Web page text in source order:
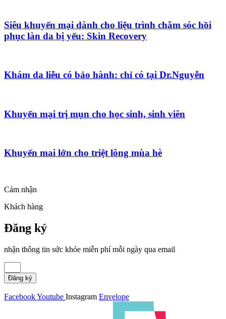
Siêu khuyến mại dành cho liệu trình chăm sóc hồi
phục làn da bị yếu: Skin Recovery
Khám da liễu có bảo hành: chỉ có tại Dr.Nguyễn
Khuyến mại trị mụn cho học sinh, sinh viên
Khuyến mai lớn cho triệt lông mùa hè
Cảm nhận
Khách hàng
Đăng ký
nhận thông tin sức khỏe miễn phí mỗi ngày qua email
Đăng ký
FacebookYoutube Instagram Envelope